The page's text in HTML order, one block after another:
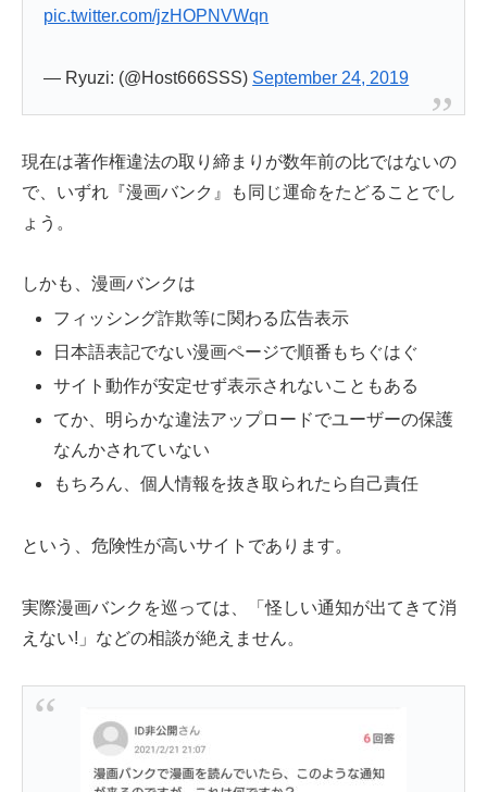
pic.twitter.com/jzHOPNVWqn
— Ryuzi: (@Host666SSS) September 24, 2019
現在は著作権違法の取り締まりが数年前の比ではないの
で、いずれ『漫画バンク』も同じ運命をたどることでし
ょう。
しかも、漫画バンクは
フィッシング詐欺等に関わる広告表示
日本語表記でない漫画ページで順番もちぐはぐ
サイト動作が安定せず表示されないこともある
てか、明らかな違法アップロードでユーザーの保護
なんかされていない
もちろん、個人情報を抜き取られたら自己責任
という、危険性が高いサイトであります。
実際漫画バンクを巡っては、「怪しい通知が出てきて消
えない!」などの相談が絶えません。